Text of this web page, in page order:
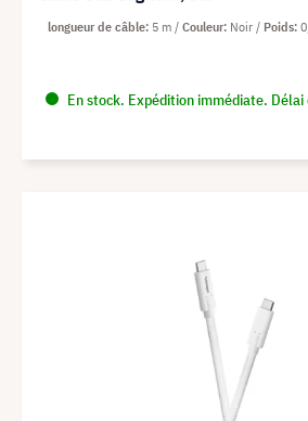
En stock. Expédition immédiate.
longueur de câble 5 m Couleur Noir Poids